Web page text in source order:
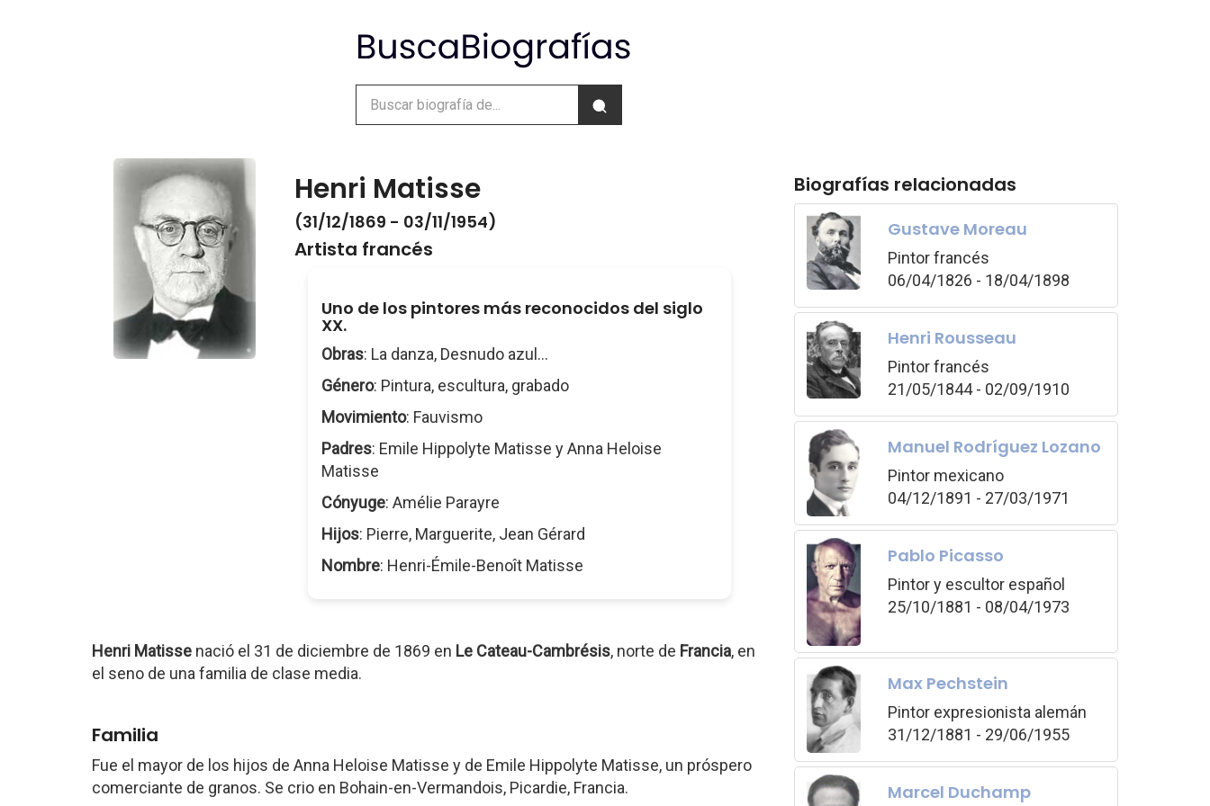
Henri Matisse
(31/12/1869 - 03/11/1954)
Artista francés
Uno de los pintores más reconocidos del siglo
XX.
Obras: La danza, Desnudo azul...
Género: Pintura, escultura, grabado
Movimiento: Fauvismo
Padres: Emile Hippolyte Matisse y Anna Heloise
Matisse
Cónyuge: Amélie Parayre
Hijos: Pierre, Marguerite, Jean Gérard
Nombre: Henri-Émile-Benoît Matisse
Henri Matisse nació el 31 de diciembre de 1869 en Le Cateau-Cambrésis, norte de Francia, en
el seno de una familia de clase media.
Familia
Fue el mayor de los hijos de Anna Heloise Matisse y de Emile Hippolyte Matisse, un próspero
comerciante de granos. Se crio en Bohain-en-Vermandois, Picardie, Francia.
Biografías relacionadas
Gustave Moreau
Pintor francés
06/04/1826 - 18/04/1898
Henri Rousseau
Pintor francés
21/05/1844 - 02/09/1910
Manuel Rodríguez Lozano
Pintor mexicano
04/12/1891 - 27/03/1971
Pablo Picasso
Pintor y escultor español
25/10/1881 - 08/04/1973
Max Pechstein
Pintor expresionista alemán
31/12/1881 - 29/06/1955
Marcel Duchamp